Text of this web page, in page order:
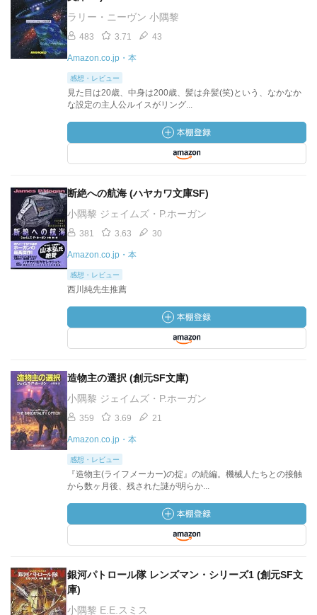
ラリー・ニーヴン 小隅黎
483 3.71 43
Amazon.co.jp・本
感想・レビュー
見た目は20歳、中身は200歳、髪は弁髪(笑)という、なかなか
な設定の主人公ルイスがリング...
断絶への航海 (ハヤカワ文庫SF)
小隅黎 ジェイムズ・P.ホーガン
381 3.63 30
Amazon.co.jp・本
感想・レビュー
西川純先生推薦
造物主の選択 (創元SF文庫)
小隅黎 ジェイムズ・P.ホーガン
359 3.69 21
Amazon.co.jp・本
感想・レビュー
『造物主(ライフメーカー)の掟』の続編。機械人たちとの接触
から数ヶ月後、残された謎が明らか...
銀河パトロール隊 レンズマン・シリーズ1 (創元SF文
庫)
小隅黎 E.E.スミス